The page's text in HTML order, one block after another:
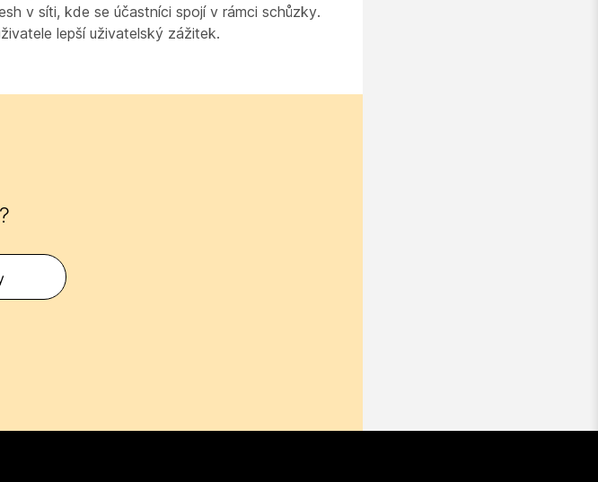
v síti, kde se účastníci spojí v rámci schůzky.
lepší uživatelský zážitek.